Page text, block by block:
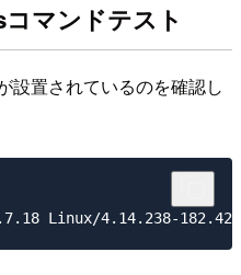
マンドテスト
設置されているのを確認し